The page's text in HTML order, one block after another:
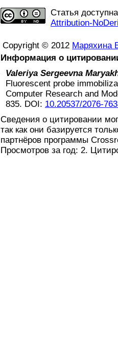
Статья
Attribution-
Copyright © 2012 Маряхина
Информация о
Valeriya Sergeevna
Fluorescent probe
Computer Research and
835. DOI: 10.20537/2076-
Сведения о цитировании
так как они базируется
партнёров программы
Просмотров за год: 2.